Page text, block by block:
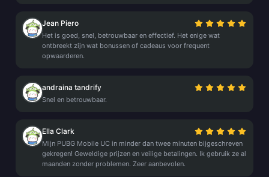
Jean Piero
Het is goed, snel, betrouwbaar en effectief. Het enige wat
ontbreekt zijn wat bonussen of cadeaus voor frequent
opwaarderen.
andraina tandrify
Snel en betrouwbaar.
Ella Clark
Mijn PUBG Mobile UC in minder dan twee minuten bijgeschreven
gekregen! Geweldige prijzen en veilige betalingen. Ik gebruik ze al
maanden zonder problemen. Zeer aanbevolen.